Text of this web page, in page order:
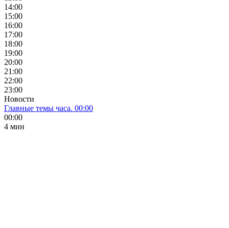
14:00
15:00
16:00
17:00
18:00
19:00
20:00
21:00
22:00
23:00
Новости
Главные темы часа. 00:00
00:00
4 мин